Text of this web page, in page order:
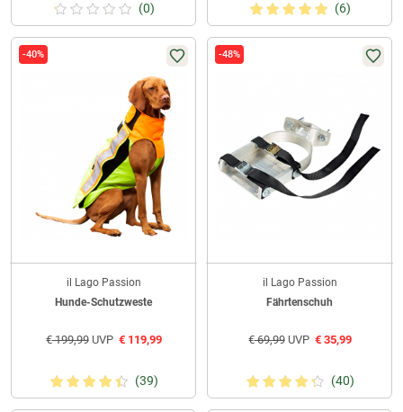
(0) (6)
-40%
il Lago Passion
Hunde-Schutzweste
€199,99UVP €119,99
(39)
-48%
il Lago Passion
Fährtenschuh
€69,99UVP €35,99
(40)